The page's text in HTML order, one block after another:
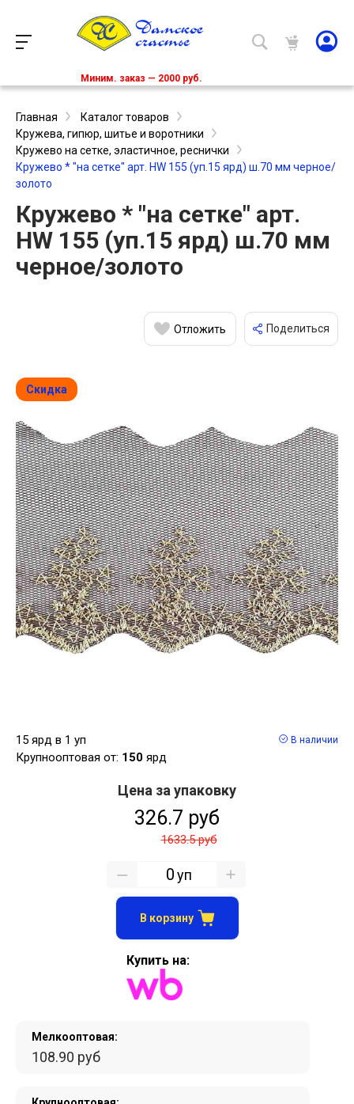
Миним. заказ — 2000 руб.
Главная
Каталог товаров
Кружева, гипюр, шитье и воротники
Кружево на сетке, эластичное, реснички
Кружево * "на сетке" арт. HW 155 (уп.15 ярд) ш.70 мм черное/
золото
Кружево * "на сетке" арт.
HW 155 (уп.15 ярд) ш.70 мм
черное/золото
Отложить Поделиться
Скидка
15 ярд в 1 уп
Крупнооптовая от: 150 ярд
В наличии
Мелкооптовая:
108.90 руб
Цена за упаковку
326.7 руб
1633.5 руб
уп
В корзину
Купить на: